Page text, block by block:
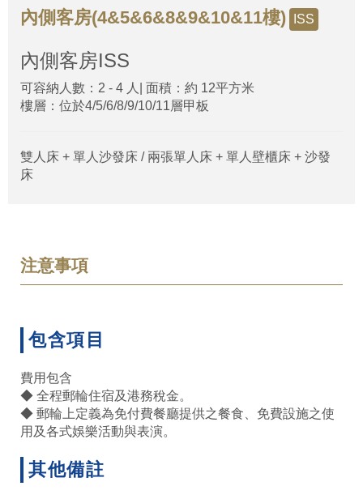
內側客房(4&5&6&8&9&10&11樓) ISS
內側客房ISS
可容納人數：2 - 4 人| 面積：約 12平方米
樓層：位於4/5/6/8/9/10/11層甲板
雙人床 + 單人沙發床 / 兩張單人床 + 單人壁櫃床 + 沙發
床
注意事項
包含項目
費用包含
◆ 全程郵輪住宿及港務稅金。
◆ 郵輪上定義為免付費餐廳提供之餐食、免費設施之使
用及各式娛樂活動與表演。
其他備註